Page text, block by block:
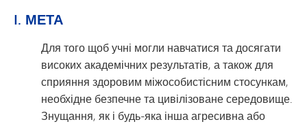
I. МЕТА
Для того щоб учні могли навчатися та досягати
високих академічних результатів, а також для
сприяння здоровим міжособистісним стосункам,
необхідне безпечне та цивілізоване середовище.
Знущання, як і будь-яка інша агресивна або